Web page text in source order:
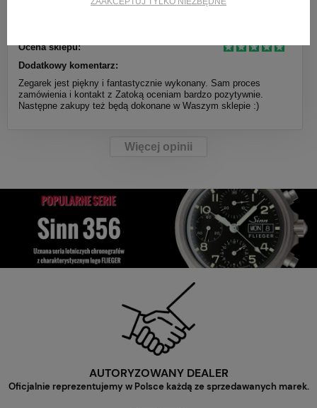
Ocena sklepu:
Dodatkowy komentarz:
Zegarek jest piękny i fantastycznie wykonany. Sam proces
zamówienia i kontakt z Zatoką oceniam bardzo pozytywnie.
Następne zakupy też będą dokonane w Waszym sklepie :)
Więcej opinii
AUTORYZOWANY DEALER
Oficjalnie reprezentujemy w Polsce każdą ze sprzedawanych marek.